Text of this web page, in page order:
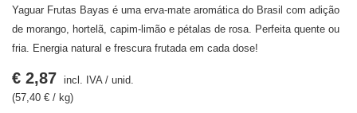
Yaguar Frutas Bayas é uma erva-mate aromática do Brasil com adição
de morango, hortelã, capim-limão e pétalas de rosa. Perfeita quente ou
fria. Energia natural e frescura frutada em cada dose!
€ 2,87 incl. IVA/ unid.
(57,40 € / kg)